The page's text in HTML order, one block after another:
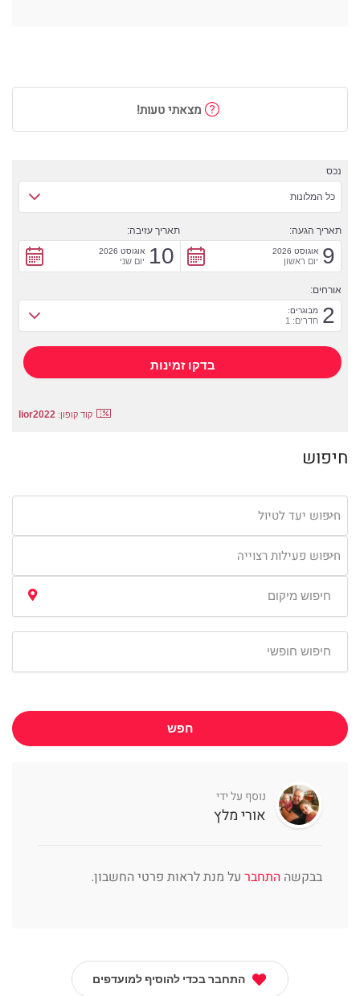
מצאתי טעות!
נכס
כל המלונות
תאריך הגעה:
9 אוגוסט 2026
יום ראשון
תאריך עזיבה:
10 אוגוסט 2026
יום שני
אורחים:
2 מבוגרים:
חדרים: 1
קוד קופון: lior2022
חיפוש
חיפוש יעד לטיול
חיפוש פעילות רצוייה
חפש
נוסף על ידי
אורי מלץ
בבקשה התחבר על מנת לראות פרטי החשבון.
התחבר בכדי להוסיף למועדפים